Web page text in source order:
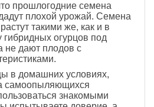
прошлогодние семена
плохой урожай. Семена
такими же, как и в
гибридных огурцов под
не дают плодов с
в домашних условиях,
самоопыляющихся
знакомыми